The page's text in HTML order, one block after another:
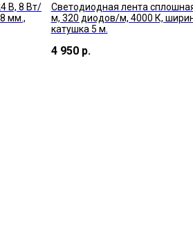
В, 8 Вт/
мм.,
Светодиодная лента
м, 320 диодов/м, 4000 К,
катушка 5 м.
4 950 р.